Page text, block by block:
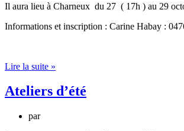
Il aura lieu à Charneux du 27 ( 17h ) au 29
Informations et inscription : Carine Habay :
Lire la suite »
chant
védique
Ateliers d’été
par